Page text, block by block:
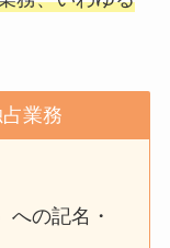
業務
への記名・